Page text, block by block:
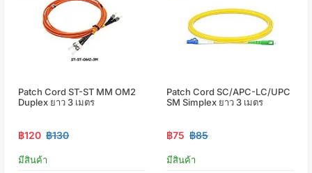
Patch Cord ST-ST MM OM2
Duplex ยาว 3 เมตร
฿120 ฿130
มีสินค้า
Patch Cord SC/APC-LC/UPC
SM Simplex ยาว 3 เมตร
฿75 ฿85
มีสินค้า